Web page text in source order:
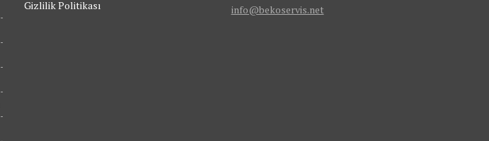
Gizlilik Politikası
info@bekoservis.net